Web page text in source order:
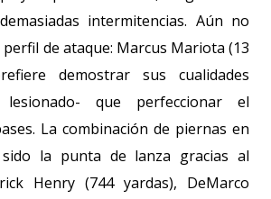
intermitencias. Aún no
de ataque: Marcus Mariota (13
demostrar sus cualidades
que perfeccionar el
La combinación de piernas en
la punta de lanza gracias al
Henry (744 yardas), DeMarco